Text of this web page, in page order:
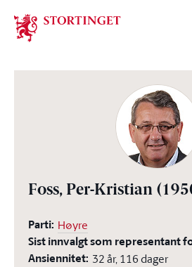
Stortinget.no
Foss, Per-Kristian
Parti: Høyre
Sist innvalgt som representant
Ansiennitet: 32 år, 116 dager